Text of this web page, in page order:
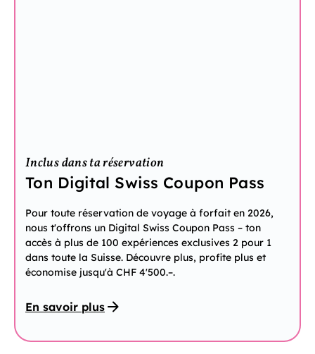
Inclus dans ta réservation
Ton Digital Swiss Coupon Pass
Pour toute réservation de voyage à forfait en 2026,
nous t'offrons un Digital Swiss Coupon Pass – ton
accès à plus de 100 expériences exclusives 2 pour 1
dans toute la Suisse. Découvre plus, profite plus et
économise jusqu'à CHF 4'500.–.
En savoir plus